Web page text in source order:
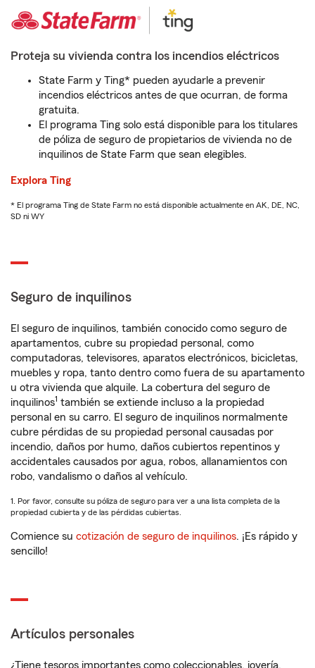
Proteja su vivienda contra los incendios eléctricos
State Farm y Ting* pueden ayudarle a prevenir
incendios eléctricos antes de que ocurran, de forma
gratuita.
El programa Ting solo está disponible para los titulares
de póliza de seguro de propietarios de vivienda no de
inquilinos de State Farm que sean elegibles.
Explora Ting
* El programa Ting de State Farm no está disponible actualmente en AK, DE, NC,
SD ni WY
Seguro de inquilinos
El seguro de inquilinos, también conocido como seguro de
apartamentos, cubre su propiedad personal, como
computadoras, televisores, aparatos electrónicos, bicicletas,
muebles y ropa, tanto dentro como fuera de su apartamento
u otra vivienda que alquile. La cobertura del seguro de
inquilinos1 también se extiende incluso a la propiedad
personal en su carro. El seguro de inquilinos normalmente
cubre pérdidas de su propiedad personal causadas por
incendio, daños por humo, daños cubiertos repentinos y
accidentales causados por agua, robos, allanamientos con
robo, vandalismo o daños al vehículo.
1. Por favor, consulte su póliza de seguro para ver a una lista completa de la
propiedad cubierta y de las pérdidas cubiertas.
Comience su cotización de seguro de inquilinos. ¡Es rápido y
sencillo!
Artículos personales
¿Tiene tesoros importantes como coleccionables, joyería,